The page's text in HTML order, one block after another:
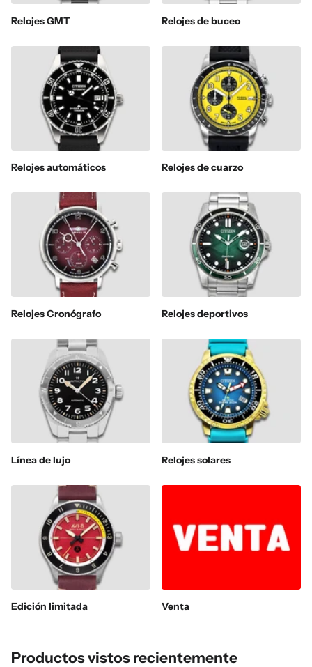
Relojes GMT Relojes de buceo
Relojes automáticos Relojes de cuarzo
Relojes Cronógrafo Relojes deportivos
Línea de lujo Relojes solares
Edición limitada Venta
Productos vistos recientemente